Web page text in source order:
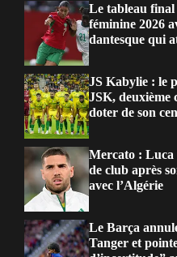
Le tableau
féminine 2026
dantesque qui
JS Kabylie : le
JSK, deuxième
doter de son
Mercato : Luca
de club après
avec l’Algérie
Le Barça
Tanger et